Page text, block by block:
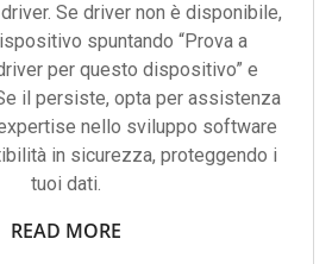
Se driver non è disponibile,
spuntando “Prova a
per questo dispositivo” e
il persiste, opta per assistenza
nello sviluppo software
in sicurezza, proteggendo i
tuoi dati.
READ MORE